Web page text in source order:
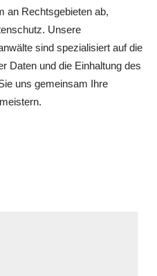
an Rechtsgebieten ab,
Unsere
sind spezialisiert auf die
Daten und die Einhaltung des
uns gemeinsam Ihre